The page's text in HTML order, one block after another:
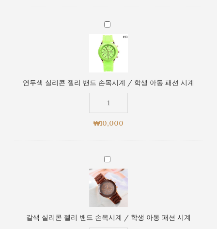
계
/
학
생
아
동
패
션
시
계
연
두
색
실
리
젤
드
손
계
/
학
생
동
패
연두색 실리콘 젤리 밴드 손목시계 / 학생 아동 패션 시계
₩10,000
갈
색
실
리
콘
리
갈색 실리콘 젤리 밴드 손목시계 / 학생 아동 패션 시계